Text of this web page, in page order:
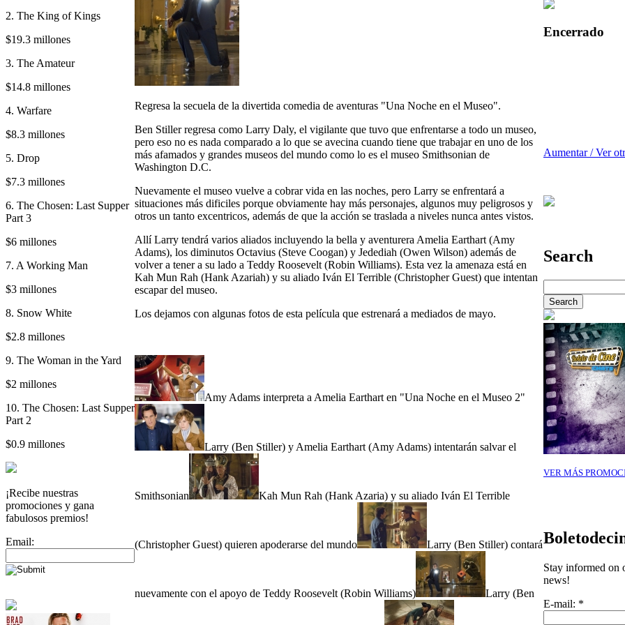
2. The King of Kings
$19.3 millones
3. The Amateur
$14.8 millones
4. Warfare
$8.3 millones
5. Drop
$7.3 millones
6. The Chosen: Last Supper
Part 3
$6 millones
7. A Working Man
$3 millones
8. Snow White
$2.8 millones
9. The Woman in the Yard
$2 millones
10. The Chosen: Last Supper
Part 2
$0.9 millones
¡Recibe nuestras
promociones y gana
fabulosos premios!
Email:
Regresa la secuela de la divertida comedia de aventuras "Una Noche en el Museo".
Ben Stiller regresa como Larry Daly, el vigilante que tuvo que enfrentarse a todo un museo,
pero eso no es nada comparado a lo que se avecina cuando tiene que trabajar en uno de los
más afamados y grandes museos del mundo como lo es el museo Smithsonian de
Washington D.C.
Nuevamente el museo vuelve a cobrar vida en las noches, pero Larry se enfrentará a
situaciones más dificiles porque obviamente hay más personajes, algunos muy peligrosos y
otros un tanto excentricos, además de que la acción se traslada a niveles nunca antes vistos.
Allí Larry tendrá varios aliados incluyendo la bella y aventurera Amelia Earthart (Amy
Adams), los diminutos Octavius (Steve Coogan) y Jedediah (Owen Wilson) además de
volver a tener a su lado a Teddy Roosevelt (Robin Williams). Esta vez la amenaza está en
Kah Mun Rah (Hank Azariah) y su aliado Iván El Terrible (Christopher Guest) que intentan
escapar del museo.
Los dejamos con algunas fotos de esta película que estrenará a mediados de mayo.
Amy Adams interpreta a Amelia Earthart en "Una Noche en el Museo 2"
Larry (Ben Stiller) y Amelia Earthart (Amy Adams) intentarán salvar el
Smithsonian Kah Mun Rah (Hank Azaria) y su aliado Iván El Terrible
(Christopher Guest) quieren apoderarse del mundo Larry (Ben Stiller) contará
nuevamente con el apoyo de Teddy Roosevelt (Robin Williams) Larry (Ben
Encerrado
Aumentar / Ver
Search
VER MÁS
Stay informed on
news!
E-mail: *